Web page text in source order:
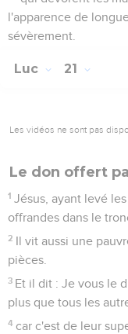
l'apparence de
sévèrement.
Luc 21
Les vidéos ne sont pas
Le don offert
1 Jésus, ayant levé
offrandes dans le
2 Il vit aussi une
pièces.
3 Et il dit : Je vous le
plus que tous les
4 car c'est de leur